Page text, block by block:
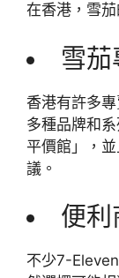
在香港，雪
雪
香港有許多
多種品牌和
平價館」，
議。
便利
不少7-